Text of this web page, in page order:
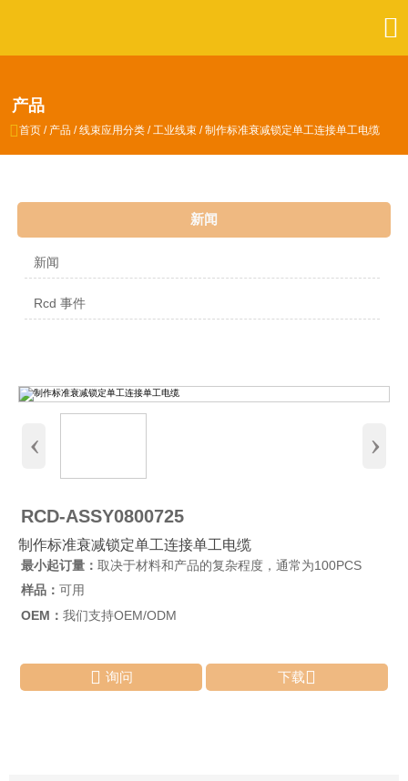

产品
 首页 / 产品 /线束应用分类 / 工业线束 /制作标准衰减锁定单工连接单工电缆
新闻
新闻
Rcd 事件
‹ ›
RCD-ASSY0800725
制作标准衰减锁定单工连接单工电缆
最小起订量： 取决于材料和产品的复杂程度，通常为100PCS
样品： 可用
OEM： 我们支持OEM/ODM
 询问 下载